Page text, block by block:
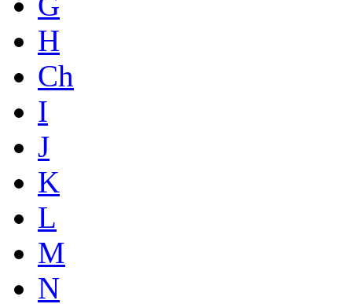
H
Ch
I
J
K
L
M
N